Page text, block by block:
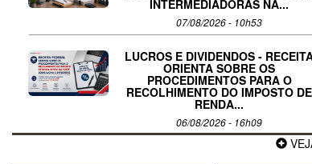
INTERMEDIADORAS NA...
07/08/2026 - 10h53
LUCROS E DIVIDENDOS -
ORIENTA SOBRE OS
PROCEDIMENTOS PARA O
RECOLHIMENTO DO IMPOSTO DE
RENDA...
06/08/2026 - 16h09